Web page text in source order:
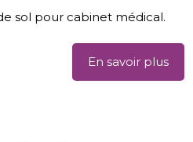
sol pour cabinet médical.
En savoir plus